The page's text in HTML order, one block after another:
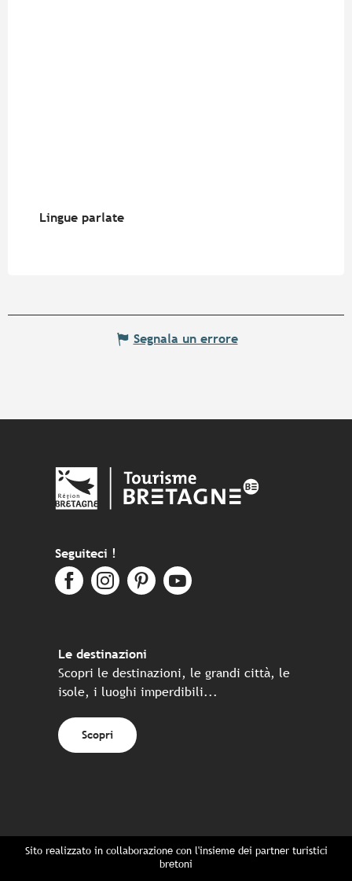
Lingue parlate
Lingue parlate
Segnala un errore
Seguiteci !
Le destinazioni
Scopri le destinazioni, le grandi città, le
isole, i luoghi imperdibili...
Scopri
Sito realizzato in collaborazione con l'insieme dei partner turistici
bretoni